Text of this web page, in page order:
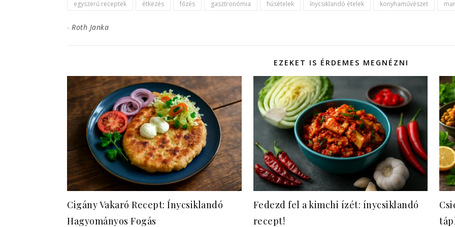
egyszerű receptek étkezés főzés gasztronómia húsételek ínycsiklandó ételek konyhaművészet
- Roth Janka
EZEKET IS ÉRDEMES MEGNÉZNI
Cigány Vakaró Recept: Ínycsiklandó
Hagyományos Fogás
Fedezd fel a kimchi ízét: ínycsiklandó
recept!